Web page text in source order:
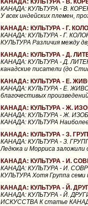
КАНАДА: КУЛЬТУРА - В.
КАНАДА: КУЛЬТУРА - В.
У всех индейских племен,
КАНАДА: КУЛЬТУРА - Г.
КАНАДА: КУЛЬТУРА - Г.
КУЛЬТУРА Различия между
КАНАДА: КУЛЬТУРА - Д.
КАНАДА: КУЛЬТУРА - Д.
канадские писатели (до
КАНАДА: КУЛЬТУРА - Е.
КАНАДА: КУЛЬТУРА - Е.
благочестивых
КАНАДА: КУЛЬТУРА - Ж.
КАНАДА: КУЛЬТУРА - Ж.
КАНАДА: КУЛЬТУРА
КАНАДА: КУЛЬТУРА - З.
КАНАДА: КУЛЬТУРА - З.
Ледюка и Морриса заложили
КАНАДА: КУЛЬТУРА - И.
КАНАДА: КУЛЬТУРА - И.
КУЛЬТУРА Хотя Группа семи
КАНАДА: КУЛЬТУРА - Й.
КАНАДА: КУЛЬТУРА - Й.
ИСКУССТВА К статье